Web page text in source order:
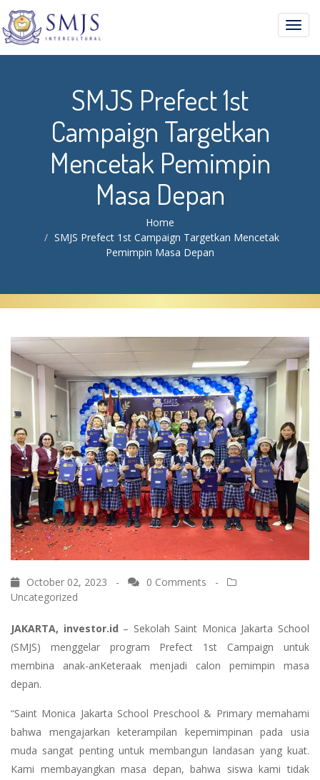
SMJS Prefect 1st
Campaign Targetkan
Mencetak Pemimpin
Masa Depan
Home
SMJS Prefect 1st Campaign Targetkan Mencetak
Pemimpin Masa Depan
October 02, 2023 - 0 Comments
-
Uncategorized
JAKARTA, investor.id – Sekolah Saint Monica Jakarta School
(SMJS) menggelar program Prefect 1st Campaign untuk
membina anak-anKeteraak menjadi calon pemimpin masa
depan.
“Saint Monica Jakarta School Preschool & Primary memahami
bahwa mengajarkan keterampilan kepemimpinan pada usia
muda sangat penting untuk membangun landasan yang kuat.
Kami membayangkan masa depan, bahwa siswa kami tidak